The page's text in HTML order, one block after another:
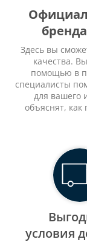
Здесь вы
качества.
помощью в
специалисты
для вашего
объяснят, как
уcловия